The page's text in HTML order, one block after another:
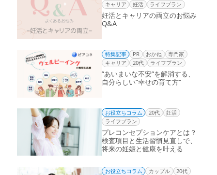
キャリア
妊活 ライフプラン
妊活とキャリアの両立のお悩み
Q&A
特集記事 PR おかね
専門家
キャリア
20代 ライフプラン
”あいまいな不安”を解消する、
自分らしい”幸せの育て方”
お役立ちコラム 20代
妊活
ライフプラン
プレコンセプションケアとは？
検査項目と生活習慣見直しで、
将来の妊娠と健康を叶える
お役立ちコラム カップル
20代